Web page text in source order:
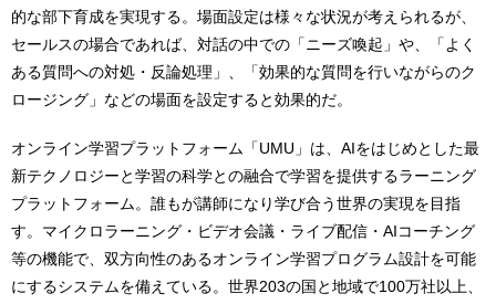
的な部下育成を実現する。場面設定は様々な状況が考えられるが、
セールスの場合であれば、対話の中での「ニーズ喚起」や、「よく
ある質問への対処・反論処理」、「効果的な質問を行いながらのク
ロージング」などの場面を設定すると効果的だ。
オンライン学習プラットフォーム「UMU」は、AIをはじめとした最
新テクノロジーと学習の科学との融合で学習を提供するラーニング
プラットフォーム。誰もが講師になり学び合う世界の実現を目指
す。マイクロラーニング・ビデオ会議・ライブ配信・AIコーチング
等の機能で、双方向性のあるオンライン学習プログラム設計を可能
にするシステムを備えている。世界203の国と地域で100万社以上、